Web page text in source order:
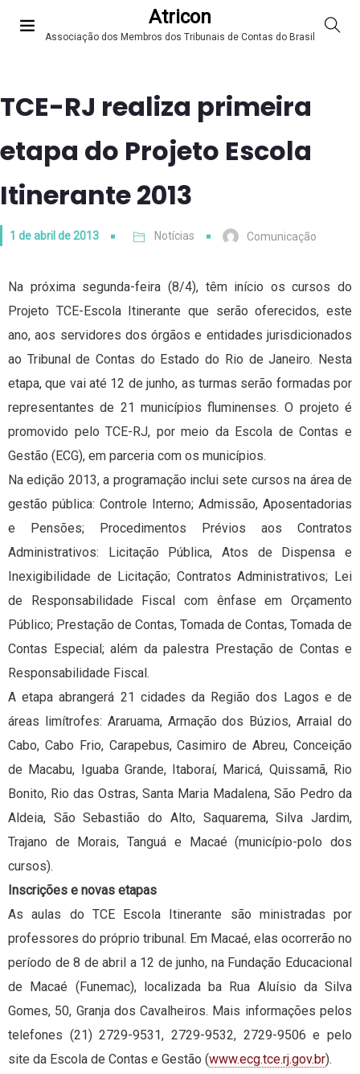
Atricon
Associação dos Membros dos Tribunais de Contas do Brasil
TCE-RJ realiza primeira
etapa do Projeto Escola
Itinerante 2013
1 de abril de 2013 Notícias Comunicação
Na próxima segunda-feira (8/4), têm início os cursos do
Projeto TCE-Escola Itinerante que serão oferecidos, este
ano, aos servidores dos órgãos e entidades jurisdicionados
ao Tribunal de Contas do Estado do Rio de Janeiro. Nesta
etapa, que vai até 12 de junho, as turmas serão formadas por
representantes de 21 municípios fluminenses. O projeto é
promovido pelo TCE-RJ, por meio da Escola de Contas e
Gestão (ECG), em parceria com os municípios.
Na edição 2013, a programação inclui sete cursos na área de
gestão pública: Controle Interno; Admissão, Aposentadorias
e Pensões; Procedimentos Prévios aos Contratos
Administrativos: Licitação Pública, Atos de Dispensa e
Inexigibilidade de Licitação; Contratos Administrativos; Lei
de Responsabilidade Fiscal com ênfase em Orçamento
Público; Prestação de Contas, Tomada de Contas, Tomada de
Contas Especial; além da palestra Prestação de Contas e
Responsabilidade Fiscal.
A etapa abrangerá 21 cidades da Região dos Lagos e de
áreas limítrofes: Araruama, Armação dos Búzios, Arraial do
Cabo, Cabo Frio, Carapebus, Casimiro de Abreu, Conceição
de Macabu, Iguaba Grande, Itaboraí, Maricá, Quissamã, Rio
Bonito, Rio das Ostras, Santa Maria Madalena, São Pedro da
Aldeia, São Sebastião do Alto, Saquarema, Silva Jardim,
Trajano de Morais, Tanguá e Macaé (município-polo dos
cursos).
Inscrições e novas etapas
As aulas do TCE Escola Itinerante são ministradas por
professores do próprio tribunal. Em Macaé, elas ocorrerão no
período de 8 de abril a 12 de junho, na Fundação Educacional
de Macaé (Funemac), localizada ba Rua Aluísio da Silva
Gomes, 50, Granja dos Cavalheiros. Mais informações pelos
telefones (21) 2729-9531, 2729-9532, 2729-9506 e pelo
site da Escola de Contas e Gestão (www.ecg.tce.rj.gov.br).